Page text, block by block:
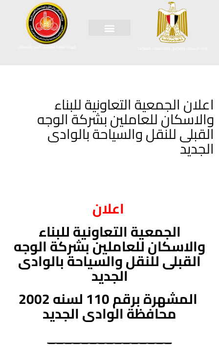
الهيئة العامة لتعاونيات البناء والاسكان
اعلان الجمعية التعاونية للبناء
والاسكان للعاملين بشركة الوجه
القبلى للنقل والسياحة بالوادى
الجديد
اعلان
الجمعية التعاونية للبناء
والاسكان للعاملين بشركة الوجه
القبلى للنقل والسياحة بالوادى
الجديد
المشهرة برقم 110 لسنه 2002
محافظة الوادى الجديد
_______________